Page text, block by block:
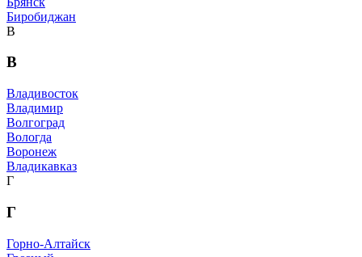
Биробиджан
В
В
Владивосток
Владимир
Волгоград
Вологда
Воронеж
Владикавказ
Г
Г
Горно-Алтайск